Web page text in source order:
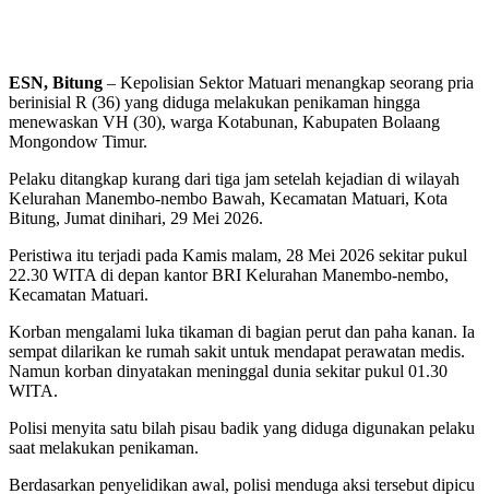
ESN, Bitung – Kepolisian Sektor Matuari menangkap seorang pria
berinisial R (36) yang diduga melakukan penikaman hingga
menewaskan VH (30), warga Kotabunan, Kabupaten Bolaang
Mongondow Timur.
Pelaku ditangkap kurang dari tiga jam setelah kejadian di wilayah
Kelurahan Manembo-nembo Bawah, Kecamatan Matuari, Kota
Bitung, Jumat dinihari, 29 Mei 2026.
Peristiwa itu terjadi pada Kamis malam, 28 Mei 2026 sekitar pukul
22.30 WITA di depan kantor BRI Kelurahan Manembo-nembo,
Kecamatan Matuari.
Korban mengalami luka tikaman di bagian perut dan paha kanan. Ia
sempat dilarikan ke rumah sakit untuk mendapat perawatan medis.
Namun korban dinyatakan meninggal dunia sekitar pukul 01.30
WITA.
Polisi menyita satu bilah pisau badik yang diduga digunakan pelaku
saat melakukan penikaman.
Berdasarkan penyelidikan awal, polisi menduga aksi tersebut dipicu